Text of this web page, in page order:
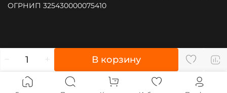
В корзину
ОГРНИП 325430000075410
", type: "pageView", start: (new Date()).getTime()});
(function (d, w, id) { if (d.getElementById(id)) return; var
ts = d.createElement("script"); ts.type = "text/javascript";
ts.async = true; ts.id = id; ts.src = "https://top-